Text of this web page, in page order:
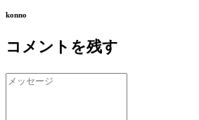
konno
コメントを残す